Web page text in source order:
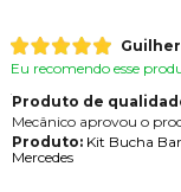
Eu recomendo esse
Produto de
Mecânico aprovou o
Produto:Kit Bucha
Mercedes